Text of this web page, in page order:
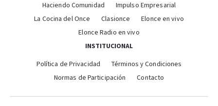
Haciendo Comunidad
Impulso Empresarial
La Cocina del Once
Clasionce
Elonce en vivo
Elonce Radio en vivo
INSTITUCIONAL
Política de Privacidad
Términos y Condiciones
Normas de Participación
Contacto